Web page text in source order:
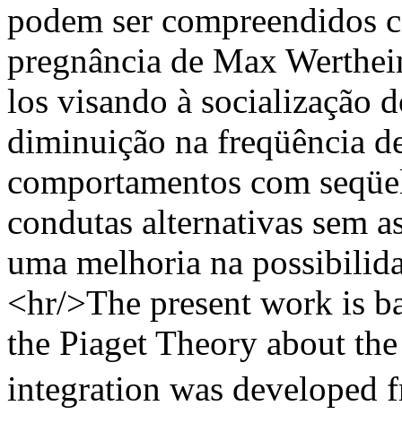
podem ser compreendidos
pregnância de Max
los visando à socialização
diminuição na freqüência
comportamentos com
condutas alternativas sem
uma melhoria na
<hr/>The present work is
the Piaget Theory about
integration was developed